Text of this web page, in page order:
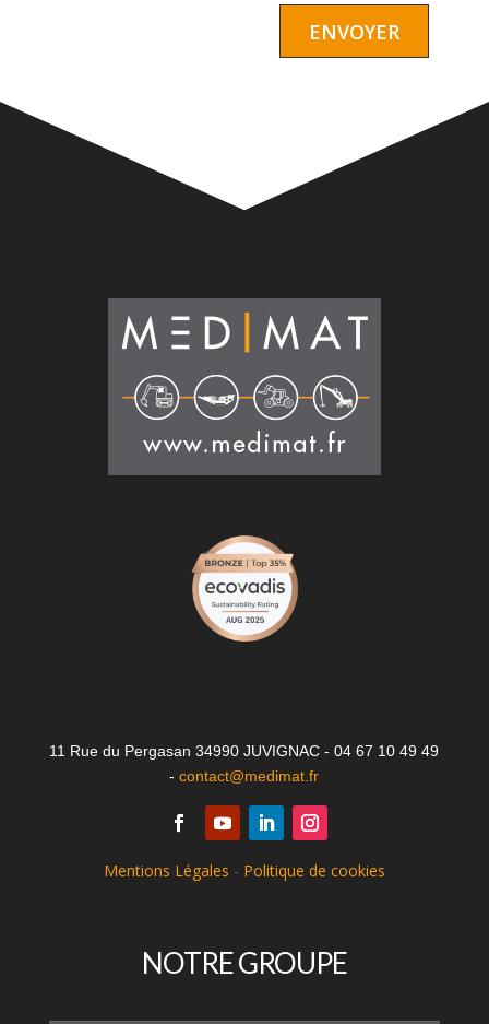
11 Rue du Pergasan 34990 JUVIGNAC - 04 67 10 49 49
-contact@medimat.fr
Mentions Légales - Politique de cookies
NOTRE GROUPE